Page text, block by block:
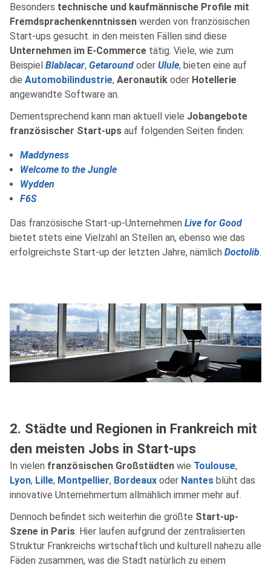
Besonders technische und kaufmännische Profile mit
Fremdsprachenkenntnissen werden von französischen
Start-ups gesucht. in den meisten Fällen sind diese
Unternehmen im E-Commerce tätig. Viele, wie zum
Beispiel Blablacar, Getaround oder Ulule, bieten eine auf
die Automobilindustrie, Aeronautik oder Hotellerie
angewandte Software an.
Dementsprechend kann man aktuell viele Jobangebote
französischer Start-ups auf folgenden Seiten finden:
Maddyness
Welcome to the Jungle
Wydden
F6S
Das französische Start-up-Unternehmen Live for Good
bietet stets eine Vielzahl an Stellen an, ebenso wie das
erfolgreichste Start-up der letzten Jahre, nämlich Doctolib.
2. Städte und Regionen in Frankreich mit
den meisten Jobs in Start-ups
In vielen französischen Großstädten wie Toulouse,
Lyon, Lille, Montpellier, Bordeaux oder Nantes blüht das
innovative Unternehmertum allmählich immer mehr auf.
Dennoch befindet sich weiterhin die größte Start-up-
Szene in Paris. Hier laufen aufgrund der zentralisierten
Struktur Frankreichs wirtschaftlich und kulturell nahezu alle
Fäden zusammen, was die Stadt natürlich zu einem